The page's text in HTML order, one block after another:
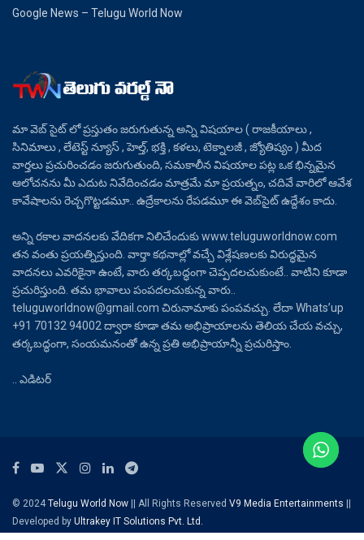
Google News – Telugu World Now
మా వెబ్ సైట్ లో ప్రస్తుతం జరుగుతున్న అన్ని విషయాల ( రాజకీయాలు ,
సినిమాలు , లేటెస్ట్ న్యూస్ , హెల్త్, భక్తి , కళలు, టెక్నాలజీ , జ్యోతిష్యం ) మీద
వార్తలు ప్రచురించడం జరుగుతుంది, సమకాలీన విషయాల పట్ల ఒక భిన్నమైన
ఆలోచనను మీ ఎదుట నివేదించడం మాత్రమే మా ప్రయత్నం, చదివే వారిలో ఆవేశ
కావేషాలను రెచ్చగొట్టడమూ.. ఉద్రేకాలను రేపడమూ ఈ వెబ్‌సైట్ ఉద్దేశం కాదు.
అన్ని రకాల వాదనలకు వేదికగా నిలిచేందుకు www.teluguworldnow.com
తన వంతు ప్రయత్నిస్తుంది. వార్తా కథనాల్లో వచ్చే విశ్లేషణలకు విరుద్ధమైన
వాదనలు ఎవరికైనా ఉంటే, వారు తర్కబద్ధంగా చెప్పదలచుకుంటే.. వాటిని కూడా
ప్రచురిస్తుంది. తమ భావాలు పంపదలచుకున్న వారు..
teluguworldnow@gmail.com చిరునామాకు పంపవచ్చు. లేదా Whats’up
+91 70132 94002 ద్వారా కూడా తమ అభిప్రాయాలను తెలియ చేయ వచ్చు,
తర్కబద్ధంగా, సంయమనంతో ఉన్న ప్రతి అభిప్రాయాన్నీ ప్రచురిస్తాం.
.. ఎడిటర్
© 2024Telugu World Now || All Rights Reserved V9 Media Entertainments ||
Developed by Ultrakey IT Solutions Pvt. Ltd.